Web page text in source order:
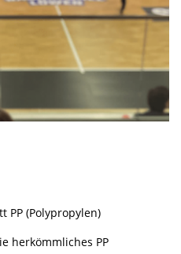
PP (Polypropylen)
herkömmliches PP